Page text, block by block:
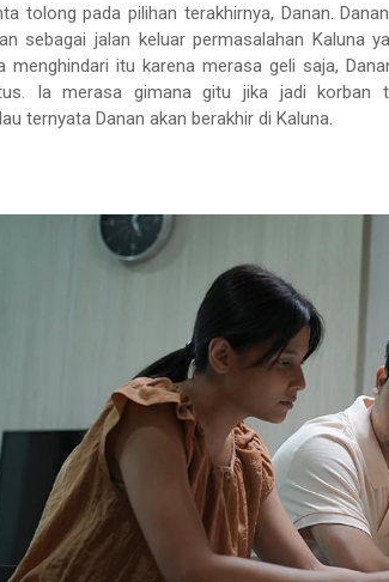
tolong pada pilihan terakhirnya, Danan.
sebagai jalan keluar permasalahan Kaluna
menghindari itu karena merasa geli saja,
Ia merasa gimana gitu jika jadi korban
ternyata Danan akan berakhir di Kaluna.